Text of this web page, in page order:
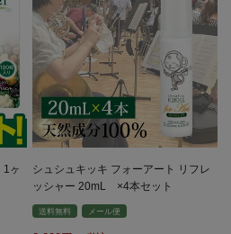
1ヶ
シュシュキッキ フォーアート リフレ
ッシャー 20mL ×4本セット
送料無料 メール便